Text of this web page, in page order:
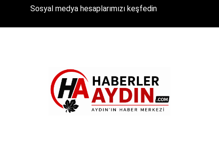
Sosyal medya hesaplarımızı keşfedin